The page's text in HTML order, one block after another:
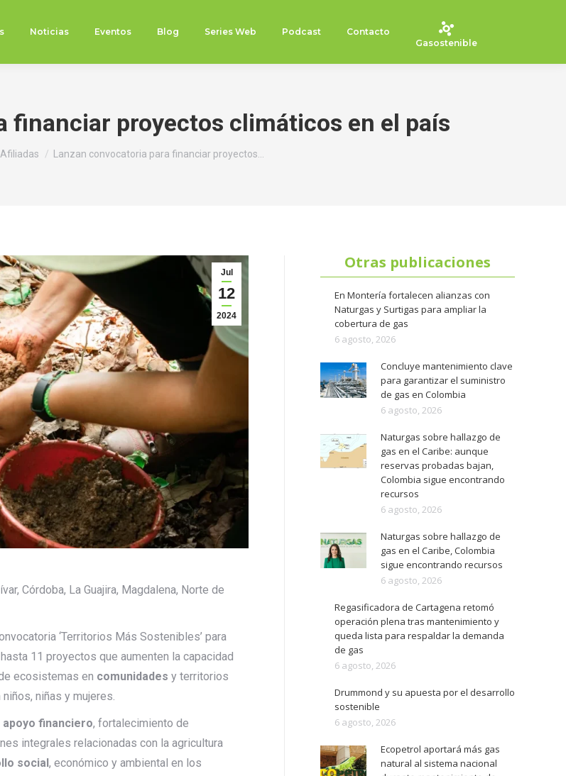
Noticias Eventos Blog Series Web Podcast
Contacto
Gasostenible
financiar proyectos climáticos en el país
Afiliadas Lanzan convocatoria para financiar proyectos…
Jul
12
2024
Córdoba, La Guajira, Magdalena, Norte de
‘Territorios Más Sostenibles’ para
11 proyectos que aumenten la capacidad
ecosistemas en comunidades y territorios
niñas y mujeres.
apoyo financiero, fortalecimiento de
integrales relacionadas con la agricultura
social, económico y ambiental en los
Otras publicaciones
En Montería fortalecen alianzas con
Naturgas y Surtigas para ampliar la
cobertura de gas
6 agosto, 2026
Concluye mantenimiento clave
para garantizar el suministro
de gas en Colombia
6 agosto, 2026
Naturgas sobre hallazgo de
gas en el Caribe: aunque
reservas probadas bajan,
Colombia sigue encontrando
recursos
6 agosto, 2026
Naturgas sobre hallazgo de
gas en el Caribe, Colombia
sigue encontrando recursos
6 agosto, 2026
Regasificadora de Cartagena retomó
operación plena tras mantenimiento y
queda lista para respaldar la demanda
de gas
6 agosto, 2026
Drummond y su apuesta por el desarrollo
sostenible
6 agosto, 2026
Ecopetrol aportará más gas
natural al sistema nacional